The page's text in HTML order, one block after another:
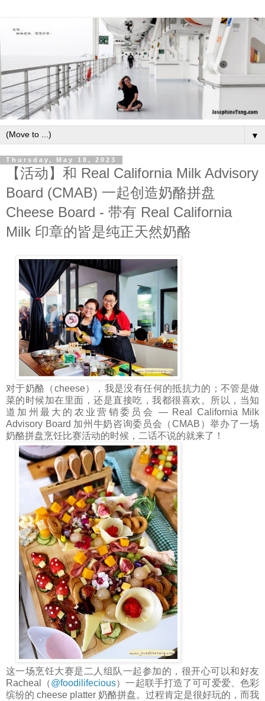
▼
Thursday, May 18, 2023
【活动】和 Real California Milk Advisory
Board (CMAB) 一起创造奶酪拼盘
Cheese Board - 带有 Real California
Milk 印章的皆是纯正天然奶酪
对于奶酪（cheese），我是没有任何的抵抗力的；不管是做
菜的时候加在里面，还是直接吃，我都很喜欢。所以，当知
道加州最大的农业营销委员会 — Real California Milk
Advisory Board 加州牛奶咨询委员会（CMAB）举办了一场
奶酪拼盘烹饪比赛活动的时候，二话不说的就来了！
这一场烹饪大赛是二人组队一起参加的，很开心可以和好友
Racheal（@foodilifecious）一起联手打造了可可爱爱、色彩
缤纷的 cheese platter 奶酪拼盘。过程肯定是很好玩的，而我